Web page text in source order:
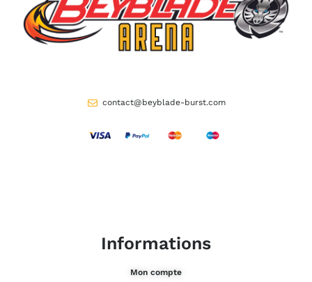
contact@beyblade-burst.com
Informations
Mon compte